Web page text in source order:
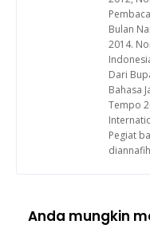
Bulan
2014.
Dari
Bahasa
Tempo
Pegiat
Anda mungkin